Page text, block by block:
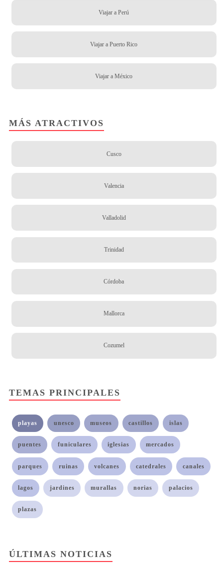
Viajar a Perú
Viajar a Puerto Rico
Viajar a México
MÁS ATRACTIVOS
Cusco
Valencia
Valladolid
Trinidad
Córdoba
Mallorca
Cozumel
TEMAS PRINCIPALES
playas unesco museos castillos islas
puentes funiculares iglesias mercados
parques ruinas volcanes catedrales canales
lagos jardines murallas norias palacios
plazas
ÚLTIMAS NOTICIAS